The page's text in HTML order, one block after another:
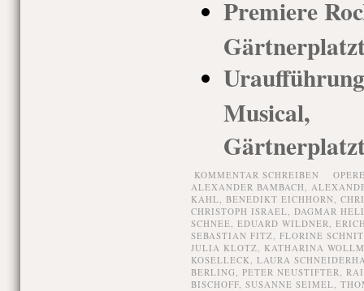
Premiere
KOMMENTAR SCHREIBEN
ALEXANDER BAMBACH,
KAHL, BENEDIKT EICHHORN,
CHRISTOPH ISRAEL, DAGMAR
SCHNEE, EDUARD WILDNER,
SEBASTIAN FITZ, FLORINE
JULIA KLOTZ, KATHARINA
KOSELLECK, LAURA
BERLING, PETER NEUSTIFTER,
BISCHOFF, SUSANNE SEIMEL,